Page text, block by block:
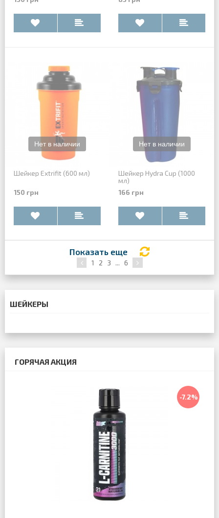
ГОРЯЧАЯ АКЦИЯ
-7.2%
Шейкер Extrifit (600 мл)
150 грн
Шейкер Hydra Cup (1000
мл)
166 грн
1 2 3 ... 6
Показать еще
ШЕЙКЕРЫ